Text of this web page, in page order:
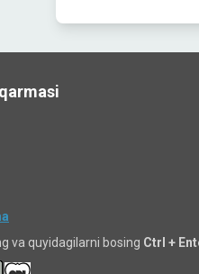
va quyidagilarni bosing Ctrl +